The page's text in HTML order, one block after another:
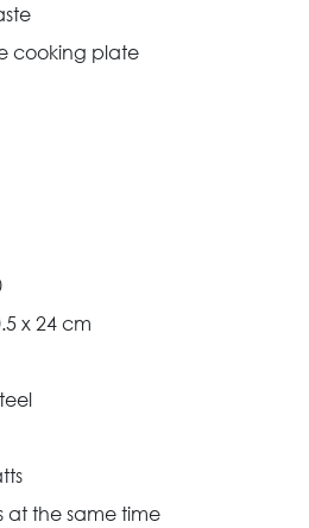
cooking plate
x 24 cm
at the same time